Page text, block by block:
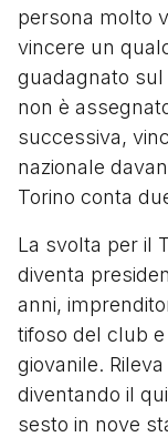
persona molto
vincere un
guadagnato
non è
successiva,
nazionale
Torino conta
La svolta per il
diventa
anni,
tifoso del club
giovanile.
diventando il
sesto in nove